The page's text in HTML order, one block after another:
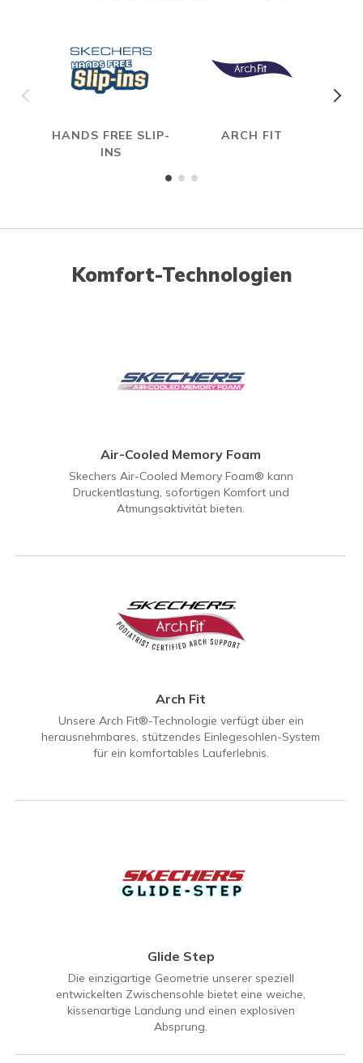
HANDS FREE SLIP-
INS
ARCH FIT
Komfort-Technologien
Air-Cooled Memory Foam
Skechers Air-Cooled Memory Foam® kann
Druckentlastung, sofortigen Komfort und
Atmungsaktivität bieten.
Arch Fit
Unsere Arch Fit®-Technologie verfügt über ein
herausnehmbares, stützendes Einlegesohlen-System
für ein komfortables Lauferlebnis.
Glide Step
Die einzigartige Geometrie unserer speziell
entwickelten Zwischensohle bietet eine weiche,
kissenartige Landung und einen explosiven
Absprung.